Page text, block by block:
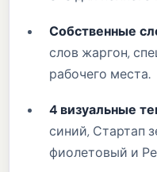
Собственные
слов жаргон,
рабочего места.
4 визуальные
синий, Стартап
фиолетовый и